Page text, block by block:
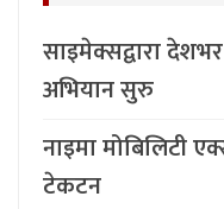
साइमेक्सद्वारा
अभियान सुरु
नाइमा मोबिलिटी
टेकटन